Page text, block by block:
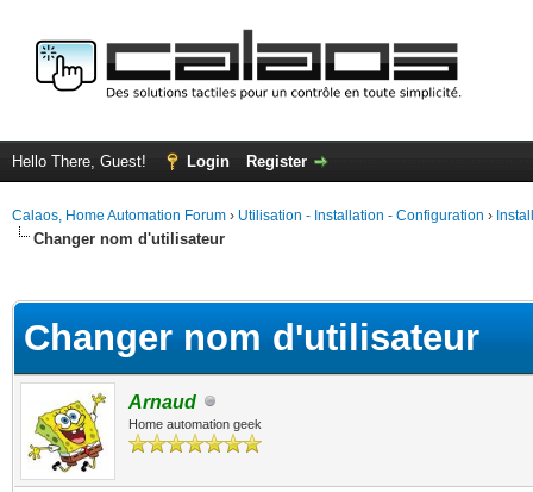
Hello There, Guest! Login Register
Calaos, Home Automation Forum › Utilisation - Installation - Configuration ›
Changer nom d'utilisateur
Changer nom d'utilisateur
Arnaud
Home automation geek